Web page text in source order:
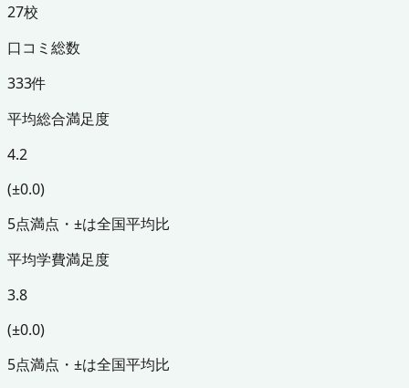
27校
口コミ総数
333件
平均総合満足度
4.2
(±0.0)
5点満点・±は全国平均比
平均学費満足度
3.8
(±0.0)
5点満点・±は全国平均比